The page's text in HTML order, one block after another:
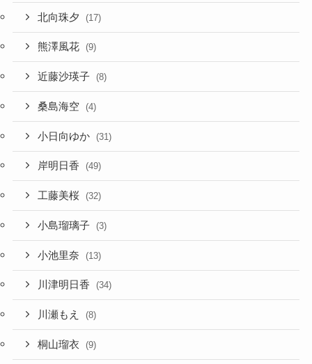
北向珠夕 (17)
熊澤風花 (9)
近藤沙瑛子 (8)
桑島海空 (4)
小日向ゆか (31)
岸明日香 (49)
工藤美桜 (32)
小島瑠璃子 (3)
小池里奈 (13)
川津明日香 (34)
川瀬もえ (8)
桐山瑠衣 (9)